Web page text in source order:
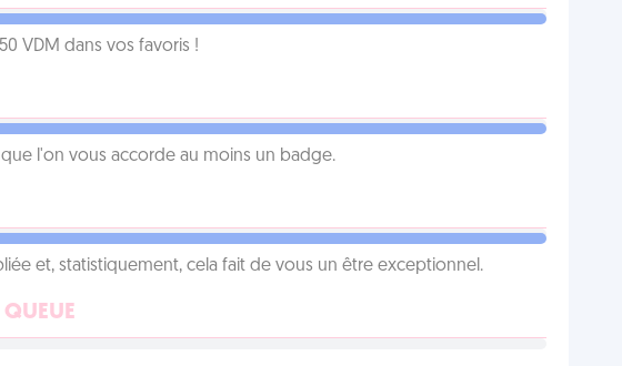
VDM dans vos favoris !
l'on vous accorde au moins un badge.
et, statistiquement, cela fait de vous un être exceptionnel.
QUEUE